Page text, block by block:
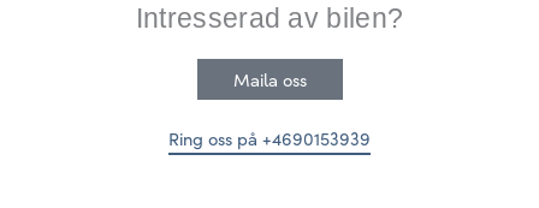
Intresserad av bilen?
Maila oss
Ring oss på +4690153939